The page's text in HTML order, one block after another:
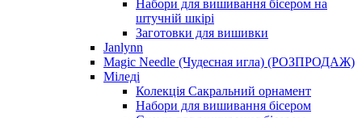
Набори для вишивання бісером на
штучній шкірі
Заготовки для вишивки
Janlynn
Magic Needle (Чудесная игла) (РОЗПРОДАЖ)
Міледі
Колекція Сакральний орнамент
Набори для вишивання бісером